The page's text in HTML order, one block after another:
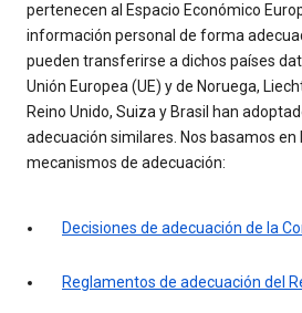
pertenecen al Espacio Económico
información personal de forma
pueden transferirse a dichos países
Unión Europea (UE) y de Noruega,
Reino Unido, Suiza y Brasil han
adecuación similares. Nos basamos en
mecanismos de adecuación:
Decisiones de adecuación de la
Reglamentos de adecuación del